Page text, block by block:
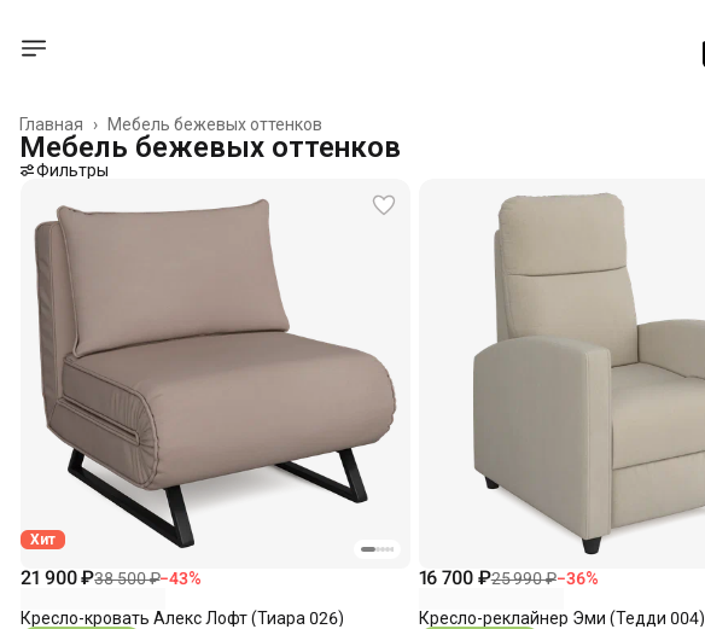
Мебель бежевых оттенков
Главная ›
Мебель бежевых оттенков
Фильтры
Хит
21 900 ₽38 500 ₽−43%
Кресло-кровать Алекс Лофт (Тиара 026)
16 700 ₽25 990 ₽−36%
Кресло-реклайнер Эми (Тедди 004)